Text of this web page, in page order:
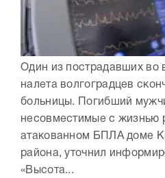
Один из пострадавших во
налета волгоградцев
больницы. Погибший
несовместимые с жизнью
атакованном БПЛА доме
района, уточнил
«Высота...